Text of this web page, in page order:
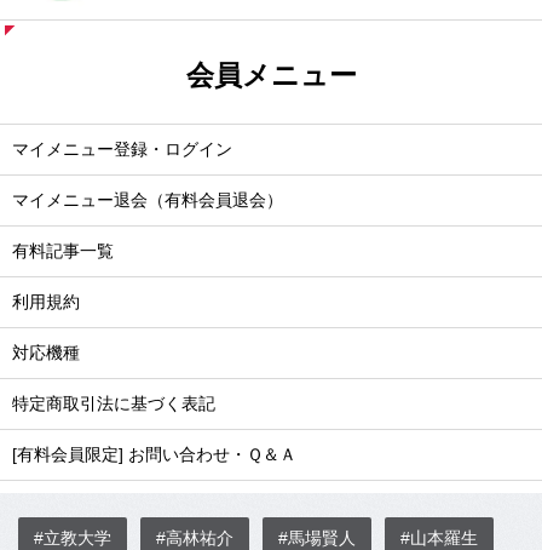
会員メニュー
マイメニュー登録・ログイン
マイメニュー退会（有料会員退会）
有料記事一覧
利用規約
対応機種
特定商取引法に基づく表記
[有料会員限定] お問い合わせ・Ｑ＆Ａ
#立教大学 #高林祐介 #馬場賢人 #山本羅生